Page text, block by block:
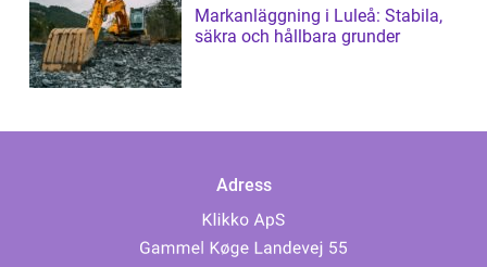
Markanläggning i Luleå: Stabila,
säkra och hållbara grunder
Adress